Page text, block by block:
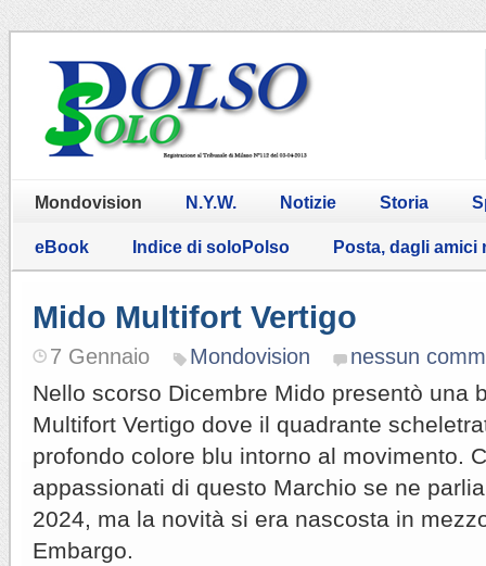
Mondovision N.Y.W. Notizie Storia
eBook Indice di soloPolso Posta, dagli amici
Mido Multifort Vertigo
7 Gennaio Mondovision nessun
Nello scorso Dicembre Mido presentò una
Multifort Vertigo dove il quadrante
profondo colore blu intorno al movimento.
appassionati di questo Marchio se ne
2024, ma la novità si era nascosta in
Embargo.